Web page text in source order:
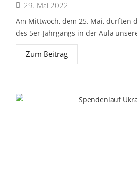
29. Mai 2022
Am Mittwoch, dem 25. Mai, durften
des 5er-Jahrgangs in der Aula
Zum Beitrag